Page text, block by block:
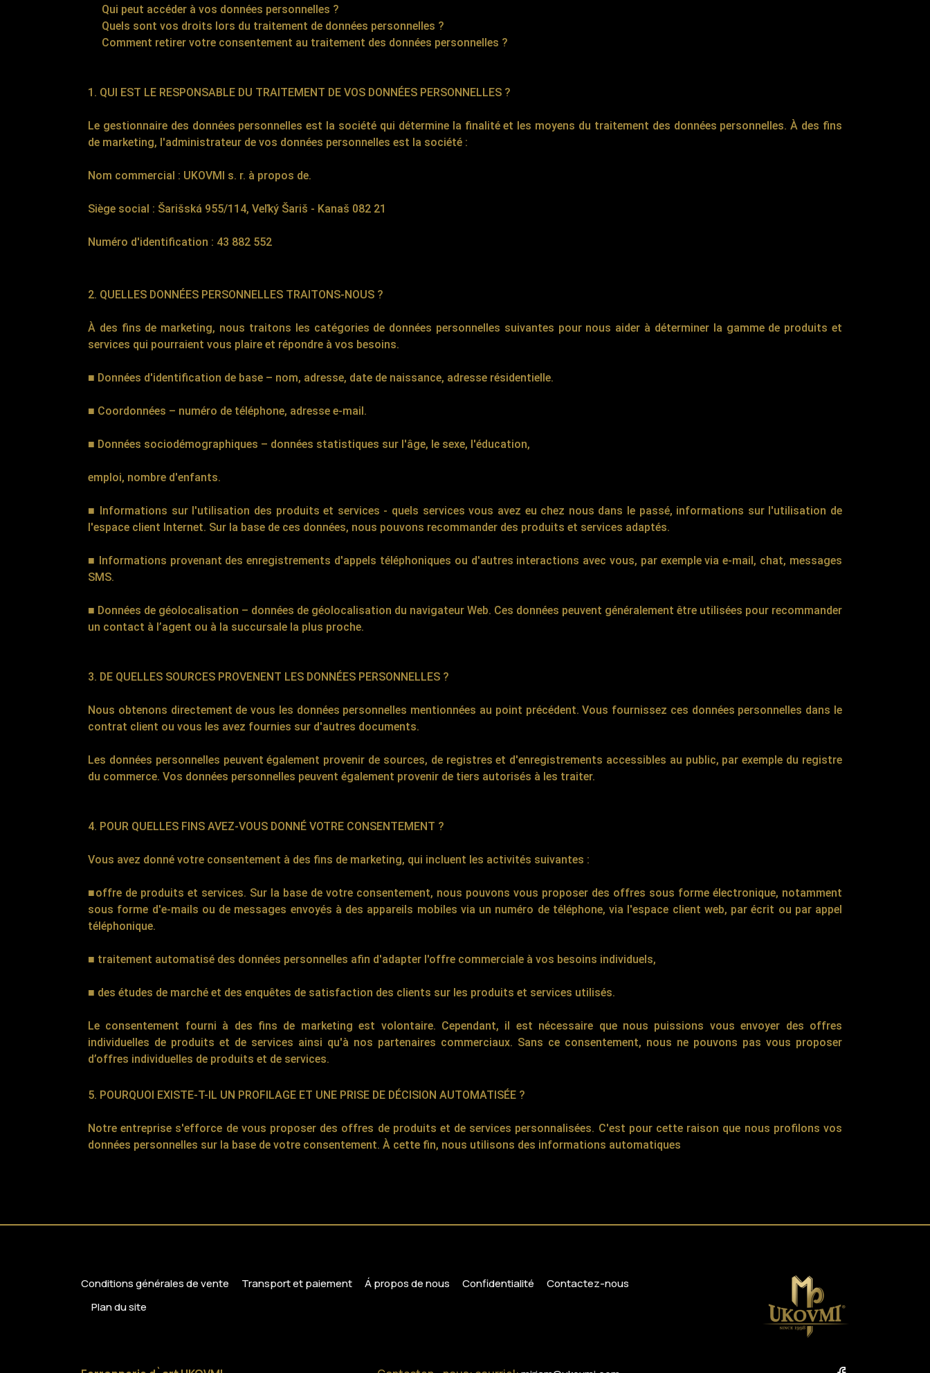
Qui peut accéder à vos données personnelles ?
Quels sont vos droits lors du traitement de données personnelles ?
Comment retirer votre consentement au traitement des données personnelles ?
1. QUI EST LE RESPONSABLE DU TRAITEMENT DE VOS DONNÉES PERSONNELLES ?
Le gestionnaire des données personnelles est la société qui détermine la finalité et les moyens du traitement des données personnelles. À des fins
de marketing, l'administrateur de vos données personnelles est la société :
Nom commercial : UKOVMI s. r. à propos de.
Siège social : Šarišská 955/114, Veľký Šariš - Kanaš 082 21
Numéro d'identification : 43 882 552
2. QUELLES DONNÉES PERSONNELLES TRAITONS-NOUS ?
À des fins de marketing, nous traitons les catégories de données personnelles suivantes pour nous aider à déterminer la gamme de produits et
services qui pourraient vous plaire et répondre à vos besoins.
■ Données d'identification de base – nom, adresse, date de naissance, adresse résidentielle.
■ Coordonnées – numéro de téléphone, adresse e-mail.
■ Données sociodémographiques – données statistiques sur l'âge, le sexe, l'éducation,
emploi, nombre d'enfants.
■ Informations sur l'utilisation des produits et services - quels services vous avez eu chez nous dans le passé, informations sur l'utilisation de
l'espace client Internet. Sur la base de ces données, nous pouvons recommander des produits et services adaptés.
■ Informations provenant des enregistrements d'appels téléphoniques ou d'autres interactions avec vous, par exemple via e-mail, chat, messages
SMS.
■ Données de géolocalisation – données de géolocalisation du navigateur Web. Ces données peuvent généralement être utilisées pour recommander
un contact à l’agent ou à la succursale la plus proche.
3. DE QUELLES SOURCES PROVENENT LES DONNÉES PERSONNELLES ?
Nous obtenons directement de vous les données personnelles mentionnées au point précédent. Vous fournissez ces données personnelles dans le
contrat client ou vous les avez fournies sur d'autres documents.
Les données personnelles peuvent également provenir de sources, de registres et d'enregistrements accessibles au public, par exemple du registre
du commerce. Vos données personnelles peuvent également provenir de tiers autorisés à les traiter.
4. POUR QUELLES FINS AVEZ-VOUS DONNÉ VOTRE CONSENTEMENT ?
Vous avez donné votre consentement à des fins de marketing, qui incluent les activités suivantes :
■offre de produits et services. Sur la base de votre consentement, nous pouvons vous proposer des offres sous forme électronique, notamment
sous forme d'e-mails ou de messages envoyés à des appareils mobiles via un numéro de téléphone, via l'espace client web, par écrit ou par appel
téléphonique.
■ traitement automatisé des données personnelles afin d'adapter l'offre commerciale à vos besoins individuels,
■ des études de marché et des enquêtes de satisfaction des clients sur les produits et services utilisés.
Le consentement fourni à des fins de marketing est volontaire. Cependant, il est nécessaire que nous puissions vous envoyer des offres
individuelles de produits et de services ainsi qu'à nos partenaires commerciaux. Sans ce consentement, nous ne pouvons pas vous proposer
d’offres individuelles de produits et de services.
5. POURQUOI EXISTE-T-IL UN PROFILAGE ET UNE PRISE DE DÉCISION AUTOMATISÉE ?
Notre entreprise s'efforce de vous proposer des offres de produits et de services personnalisées. C'est pour cette raison que nous profilons vos
données personnelles sur la base de votre consentement. À cette fin, nous utilisons des informations automatiques
Conditions générales de vente Transport et paiement Á propos de nous Confidentialité
Contactez-nous
Plan du site